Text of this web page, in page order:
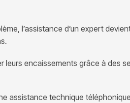
l’assistance d’un expert
leurs encaissements grâce à des
assistance technique